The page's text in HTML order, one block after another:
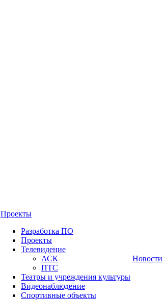
Проекты
Разработка ПО
Проекты
Телевидение
АСК
ПТС
Театры и учреждения культуры
Видеонаблюдение
Спортивные объекты
Новости